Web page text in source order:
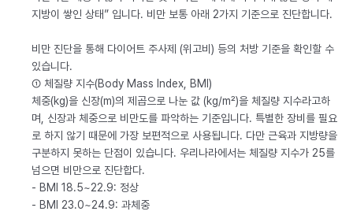
지방이 쌓인 상태” 입니다. 비만 보통 아래 2가지 기준으로 진단합니다.
비만 진단을 통해 다이어트 주사제 (위고비) 등의 처방 기준을 확인할 수
있습니다.
① 체질량 지수(Body Mass Index, BMI)
체중(kg)을 신장(m)의 제곱으로 나눈 값 (kg/m²)을 체질량 지수라고하
며, 신장과 체중으로 비만도를 파악하는 기준입니다. 특별한 장비를 필요
로 하지 않기 때문에 가장 보편적으로 사용됩니다. 다만 근육과 지방량을
구분하지 못하는 단점이 있습니다. 우리나라에서는 체질량 지수가 25를
넘으면 비만으로 진단합다.
- BMI 18.5~22.9: 정상
- BMI 23.0~24.9: 과체중